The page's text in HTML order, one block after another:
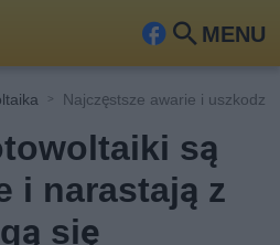
MENU
Fa
ook
Szu
kaj
Najczęstsze awarie i
są
i narastają z
się